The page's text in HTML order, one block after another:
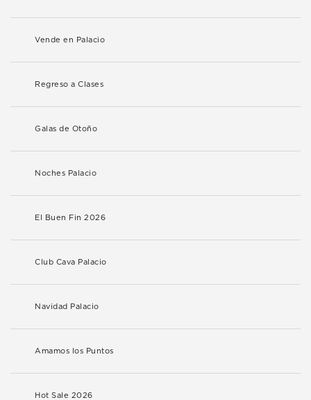
Vende en Palacio
Regreso a Clases
Galas de Otoño
Noches Palacio
El Buen Fin 2026
Club Cava Palacio
Navidad Palacio
Amamos los Puntos
Hot Sale 2026